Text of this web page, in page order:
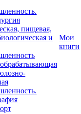
пищевая,
и
Мои
книги